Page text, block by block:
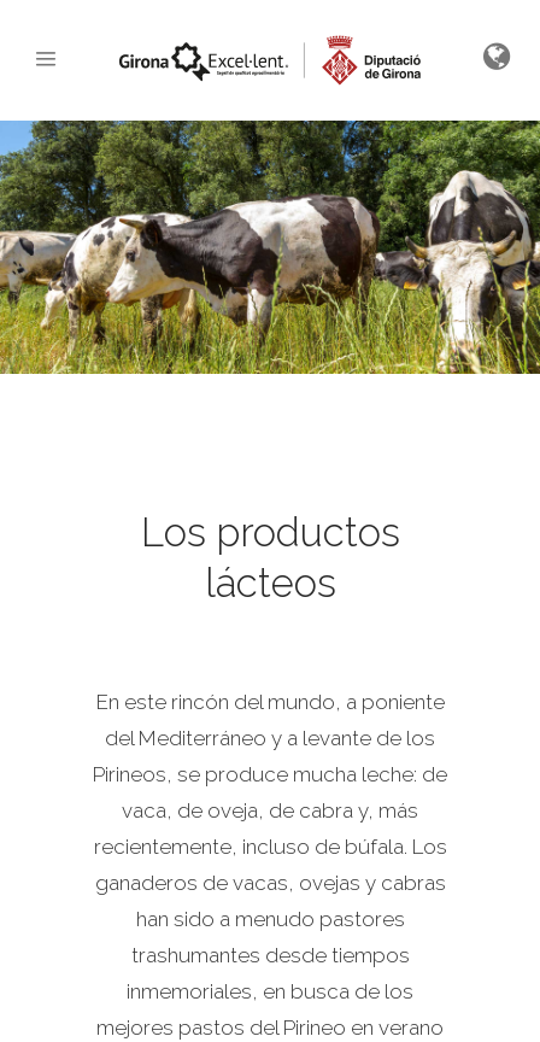
Los productos
lácteos
En este rincón del mundo, a poniente
del Mediterráneo y a levante de los
Pirineos, se produce mucha leche: de
vaca, de oveja, de cabra y, más
recientemente, incluso de búfala. Los
ganaderos de vacas, ovejas y cabras
han sido a menudo pastores
trashumantes desde tiempos
inmemoriales, en busca de los
mejores pastos del Pirineo en verano